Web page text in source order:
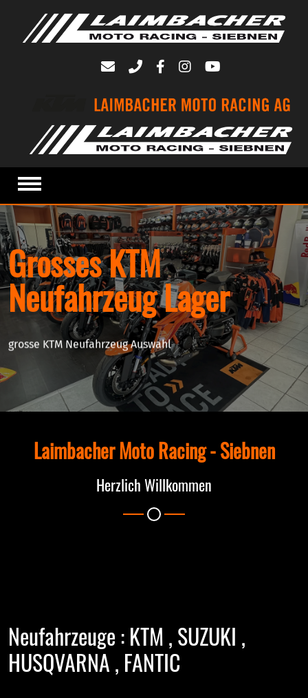
Grosses KTM
Neufahrzeug Lager
grosse KTM Neufahrzeug Auswahl
Laimbacher Moto Racing - Siebnen
Herzlich Willkommen
Neufahrzeuge : KTM , SUZUKI ,
HUSQVARNA , FANTIC